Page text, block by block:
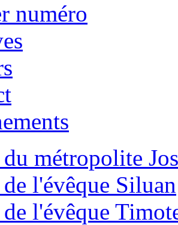
numéro
métropolite
l'évêque Siluan
l'évêque